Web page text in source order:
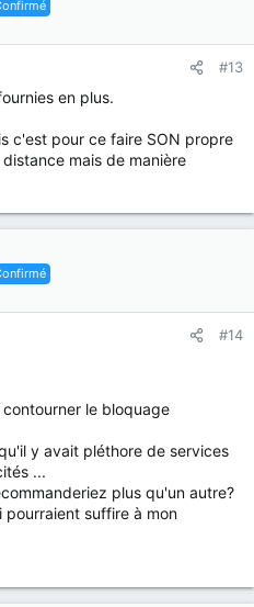
#13
en plus.
c'est pour ce faire SON propre
mais de manière
#14
le bloquage
y avait pléthore de services
...
plus qu'un autre?
suffire à mon